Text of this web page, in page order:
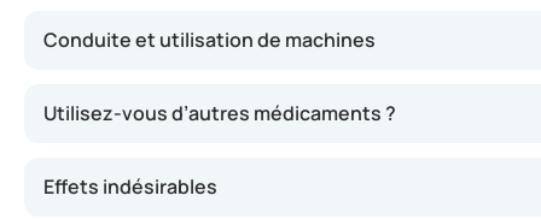
Conduite et utilisation de machines
Utilisez-vous d’autres médicaments ?
Effets indésirables